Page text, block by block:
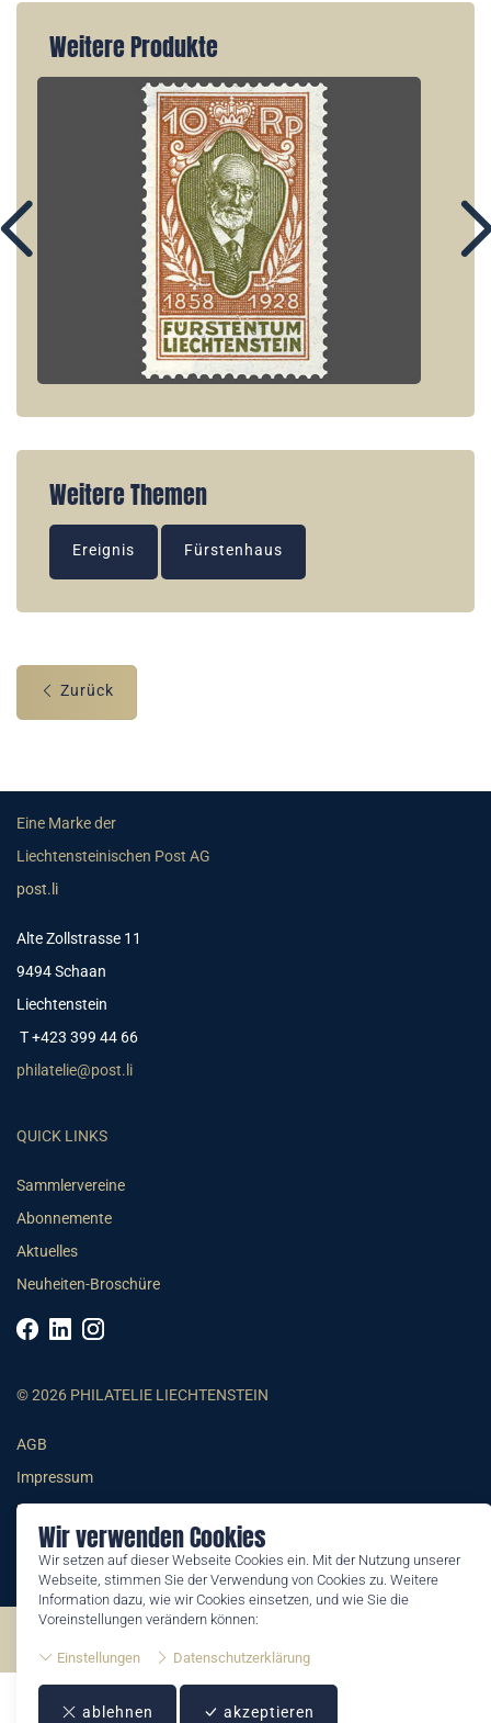
Wir verwenden Cookies
Wir setzen auf dieser Webseite Cookies ein. Mit der Nutzung unserer
Webseite, stimmen Sie der Verwendung von Cookies zu. Weitere
Information dazu, wie wir Cookies einsetzen, und wie Sie die
Voreinstellungen verändern können:
Einstellungen Datenschutzerklärung
ablehnen akzeptieren
Weitere Produkte
Weitere Themen
Ereignis Fürstenhaus
Zurück
Eine Marke der
Liechtensteinischen Post AG
post.li
Alte Zollstrasse 11
9494 Schaan
Liechtenstein
T +423 399 44 66
philatelie@post.li
QUICK LINKS
Sammlervereine
Abonnemente
Aktuelles
Neuheiten-Broschüre
© 2026 PHILATELIE LIECHTENSTEIN
AGB
Impressum
Datenschutzerklärung